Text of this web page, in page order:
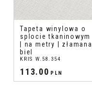
Tapeta winylowa o
splocie tkaninowym
| na metry | złamana
biel
KRIS W.58.354
113.00 PLN